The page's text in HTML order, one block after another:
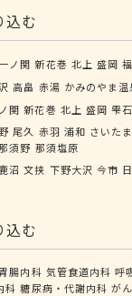
込む
一ノ関 新花巻 北上 盛岡
高畠 赤湯 かみのやま温
関 新花巻 北上 盛岡 雫石
尾久 赤羽 浦和 さいた
須野 那須塩原
沼 文挟 下野大沢 今市
込む
胃腸内科 気管食道内科 呼
科 糖尿病・代謝内科 が